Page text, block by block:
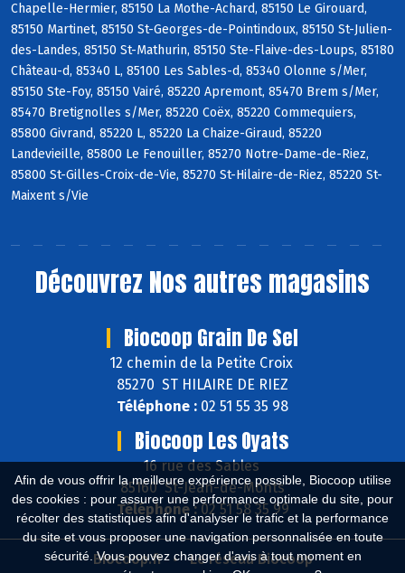
Afin de vous offrir la meilleure expérience possible, Biocoop utilise
des cookies : pour assurer une performance optimale du site, pour
récolter des statistiques afin d'analyser le trafic et la performance
du site et vous proposer une navigation personnalisée en toute
sécurité. Vous pouvez changer d'avis à tout moment en
Chapelle-Hermier, 85150 La Mothe-Achard, 85150 Le Girouard,
85150 Martinet, 85150 St-Georges-de-Pointindoux, 85150 St-Julien-
des-Landes, 85150 St-Mathurin, 85150 Ste-Flaive-des-Loups, 85180
Château-d, 85340 L, 85100 Les Sables-d, 85340 Olonne s/Mer,
85150 Ste-Foy, 85150 Vairé, 85220 Apremont, 85470 Brem s/Mer,
85470 Bretignolles s/Mer, 85220 Coëx, 85220 Commequiers,
85800 Givrand, 85220 L, 85220 La Chaize-Giraud, 85220
Landevieille, 85800 Le Fenouiller, 85270 Notre-Dame-de-Riez,
85800 St-Gilles-Croix-de-Vie, 85270 St-Hilaire-de-Riez, 85220 St-
Maixent s/Vie
Découvrez Nos autres magasins
Biocoop Grain De Sel
12 chemin de la Petite Croix
85270 ST HILAIRE DE RIEZ
Téléphone : 02 51 55 35 98
Biocoop Les Oyats
16 rue des Sables
85160 St-Jean-de-Monts
Téléphone :02 51 58 35 99
Biocoop.fr Le réseau Biocoop